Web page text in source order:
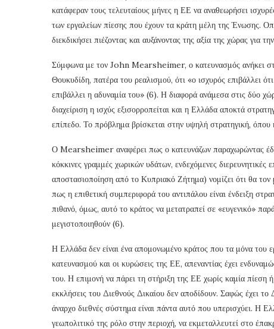
κατάφεραν τους τελευταίους μήνες η ΕΕ να αναθεωρήσει
των εργαλείων πίεσης που έχουν τα κράτη μέλη της Ένωσης.
διεκδικήσει πιέζοντας και αυξάνοντας της αξία της χώρας για
Σύμφωνα με τον John Mearsheimer, ο κατευνασμός ανήκει
Θουκυδίδη, πατέρα του ρεαλισμού, ότι «ο ισχυρός επιβάλλει
επιβάλλει η αδυναμία του» (6). Η διαφορά ανάμεσα στις δύο
διαχείριση η ισχύς εξισορροπείται και η Ελλάδα αποκτά
επίπεδο. Το πρόβλημα βρίσκεται στην υψηλή στρατηγική,
Ο Mearsheimer αναφέρει πως ο κατευνάζων παραχωρώντας
κόκκινες γραμμές χωρικών υδάτων, ενδεχόμενες
αποστασιοποίηση από το Κυπριακό Ζήτημα) νομίζει ότι θα
πως η επιθετική συμπεριφορά του αντιπάλου είναι ένδειξη
πιθανό, όμως, αυτό το κράτος να μετατραπεί σε «ευγενικό»
μεγιστοποιηθούν (6).
Η Ελλάδα δεν είναι ένα απομονωμένο κράτος που τα μόνα του
κατευνασμού και οι κυρώσεις της ΕΕ, απεναντίας έχει
του. Η επιμονή να πάρει τη στήριξη της ΕΕ χωρίς καμία
εκκλήσεις του Διεθνούς Δικαίου δεν αποδίδουν. Σαφώς έχει
άναρχο διεθνές σύστημα είναι πάντα αυτό που υπερισχύει. Η
γεωπολιτικό της ρόλο στην περιοχή, να εκμεταλλευτεί στο